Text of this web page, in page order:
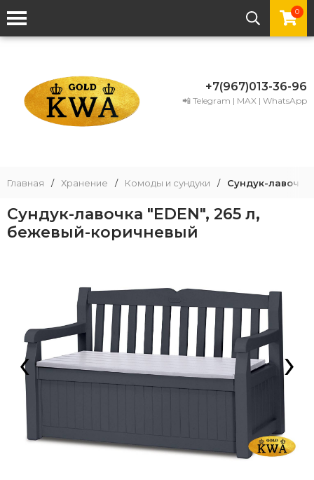
0
+7(967)013-36-96
📲 Telegram | MAX | WhatsApp
Главная / Хранение / Комоды и сундуки / Сундук-
Сундук-лавочка "EDEN", 265 л,
бежевый-коричневый
‹ ›